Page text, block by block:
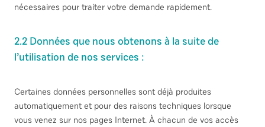
nécessaires pour traiter votre demande rapidement.
2.2 Données que nous obtenons à la suite de
l’utilisation de nos services :
Certaines données personnelles sont déjà produites
automatiquement et pour des raisons techniques lorsque
vous venez sur nos pages Internet. À chacun de vos accès